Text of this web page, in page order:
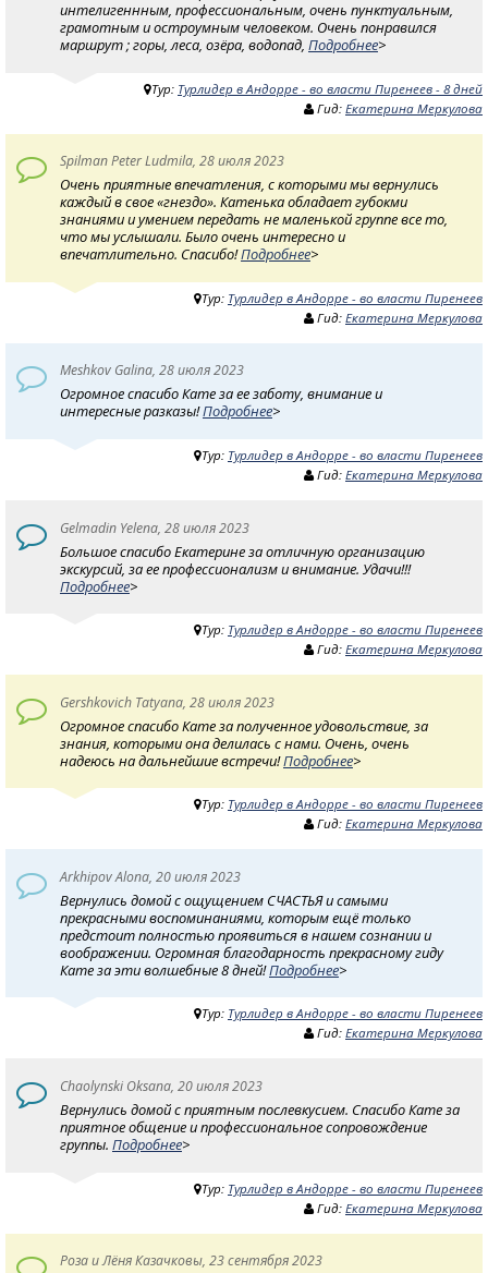
интелигеннным, профессиональным, очень пунктуальным,
грамотным и остроумным человеком. Очень понравился
маршрут ; горы, леса, озёра, водопад, Подробнее>
Тур: Турлидер в Андорре - во власти Пиренеев - 8 дней
Гид: Екатерина Меркулова
Spilman Peter Ludmila, 28 июля 2023
Очень приятные впечатления, с которыми мы вернулись
каждый в свое «гнездо». Катенька обладает губокми
знаниями и умением передать не маленькой группе все то,
что мы услышали. Было очень интересно и
впечатлительно. Спасибо!Подробнее>
Тур: Турлидер в Андорре - во власти Пиренеев
Гид: Екатерина Меркулова
Meshkov Galina, 28 июля 2023
Огромное спасибо Кате за ее заботу, внимание и
интересные разказы!Подробнее>
Тур: Турлидер в Андорре - во власти Пиренеев
Гид: Екатерина Меркулова
Gelmadin Yelena, 28 июля 2023
Большое спасибо Екатерине за отличную организацию
экскурсий, за ее профессионализм и внимание. Удачи!!!
Подробнее>
Тур: Турлидер в Андорре - во власти Пиренеев
Гид: Екатерина Меркулова
Gershkovich Tatyana, 28 июля 2023
Огромное спасибо Кате за полученное удовольствие, за
знания, которыми она делилась с нами. Очень, очень
надеюсь на дальнейшие встречи!Подробнее>
Тур: Турлидер в Андорре - во власти Пиренеев
Гид: Екатерина Меркулова
Arkhipov Alona, 20 июля 2023
Вернулись домой с ощущением СЧАСТЬЯ и самыми
прекрасными воспоминаниями, которым ещё только
предстоит полностью проявиться в нашем сознании и
воображении. Огромная благодарность прекрасному гиду
Кате за эти волшебные 8 дней!Подробнее>
Тур: Турлидер в Андорре - во власти Пиренеев
Гид: Екатерина Меркулова
Chaolynski Oksana, 20 июля 2023
Вернулись домой с приятным послевкусием. Спасибо Кате за
приятное общение и профессиональное сопровождение
группы. Подробнее>
Тур: Турлидер в Андорре - во власти Пиренеев
Гид: Екатерина Меркулова
Роза и Лёня Казачковы, 23 сентября 2023